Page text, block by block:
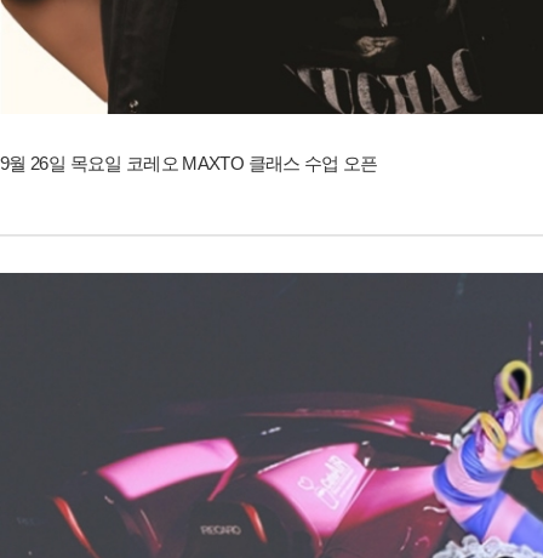
9월 26일 목요일 코레오 MAXTO 클래스 수업 오픈